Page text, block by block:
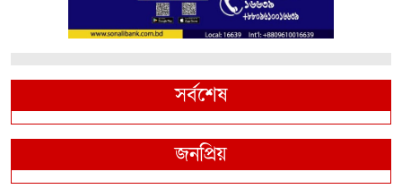
সর্বশেষ
জনপ্রিয়